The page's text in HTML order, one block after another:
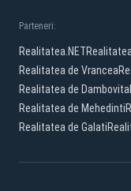
Parteneri:
Realitatea.NET
Realitatea de Vrancea
Realitatea de Dambovita
Realitatea de Mehedinti
Realitatea de Galati